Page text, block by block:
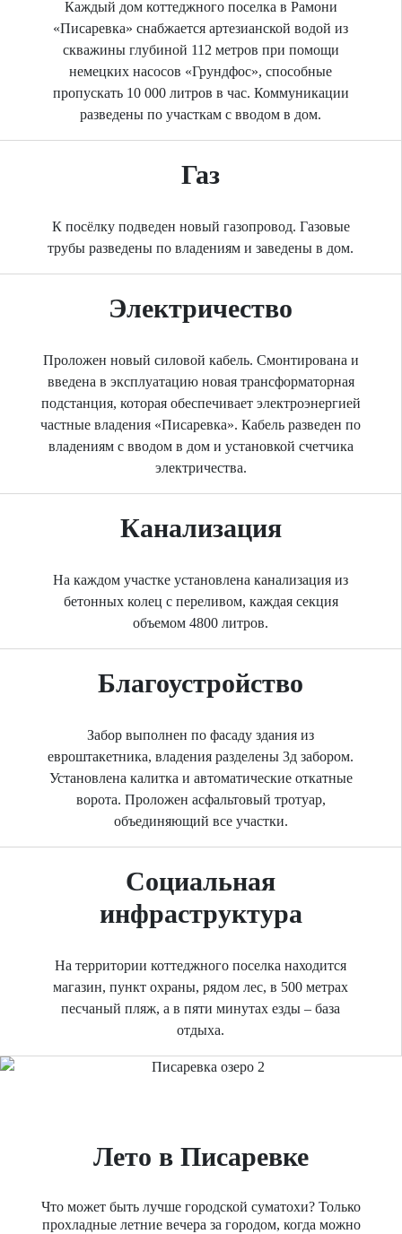
Каждый дом коттеджного поселка в Рамони
«Писаревка» снабжается артезианской водой из
скважины глубиной 112 метров при помощи
немецких насосов «Грундфос», способные
пропускать 10 000 литров в час. Коммуникации
разведены по участкам с вводом в дом.
Газ
К посёлку подведен новый газопровод. Газовые
трубы разведены по владениям и заведены в дом.
Электричество
Проложен новый силовой кабель. Смонтирована и
введена в эксплуатацию новая трансформаторная
подстанция, которая обеспечивает электроэнергией
частные владения «Писаревка». Кабель разведен по
владениям с вводом в дом и установкой счетчика
электричества.
Канализация
На каждом участке установлена канализация из
бетонных колец с переливом, каждая секция
объемом 4800 литров.
Благоустройство
Забор выполнен по фасаду здания из
евроштакетника, владения разделены 3д забором.
Установлена калитка и автоматические откатные
ворота. Проложен асфальтовый тротуар,
объединяющий все участки.
Социальная
инфраструктура
На территории коттеджного поселка находится
магазин, пункт охраны, рядом лес, в 500 метрах
песчаный пляж, а в пяти минутах езды – база
отдыха.
Лето в Писаревке
Что может быть лучше городской суматохи? Только
прохладные летние вечера за городом, когда можно